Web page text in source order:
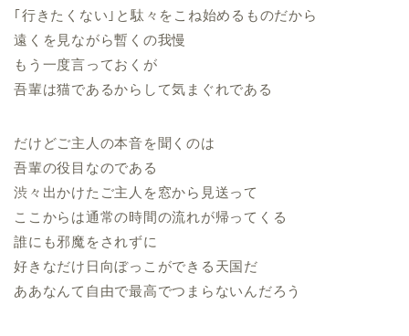
｢行きたくない｣と駄々をこね始めるものだから
遠くを見ながら暫くの我慢
もう一度言っておくが
吾輩は猫であるからして気まぐれである
だけどご主人の本音を聞くのは
吾輩の役目なのである
渋々出かけたご主人を窓から見送って
ここからは通常の時間の流れが帰ってくる
誰にも邪魔をされずに
好きなだけ日向ぼっこができる天国だ
ああなんて自由で最高でつまらないんだろう